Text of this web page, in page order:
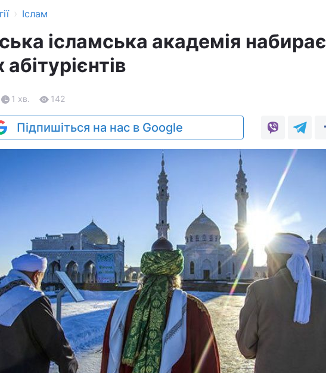
› Іслам
ісламська академія набирає
1 хв. 142
Підпишіться на нас в Google